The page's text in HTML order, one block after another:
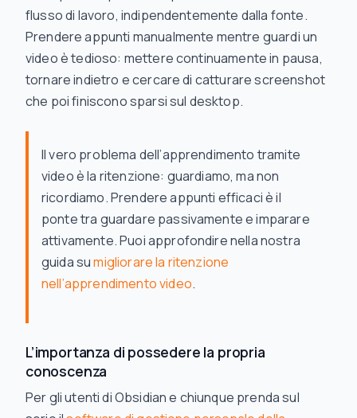
flusso di lavoro, indipendentemente dalla fonte.
Prendere appunti manualmente mentre guardi un
video è tedioso: mettere continuamente in pausa,
tornare indietro e cercare di catturare screenshot
che poi finiscono sparsi sul desktop.
Il vero problema dell’apprendimento tramite
video è la ritenzione: guardiamo, ma non
ricordiamo. Prendere appunti efficaci è il
ponte tra guardare passivamente e imparare
attivamente. Puoi approfondire nella nostra
guida sumigliorare la ritenzione
nell’apprendimento video.
L’importanza di possedere la propria
conoscenza
Per gli utenti di Obsidian e chiunque prenda sul